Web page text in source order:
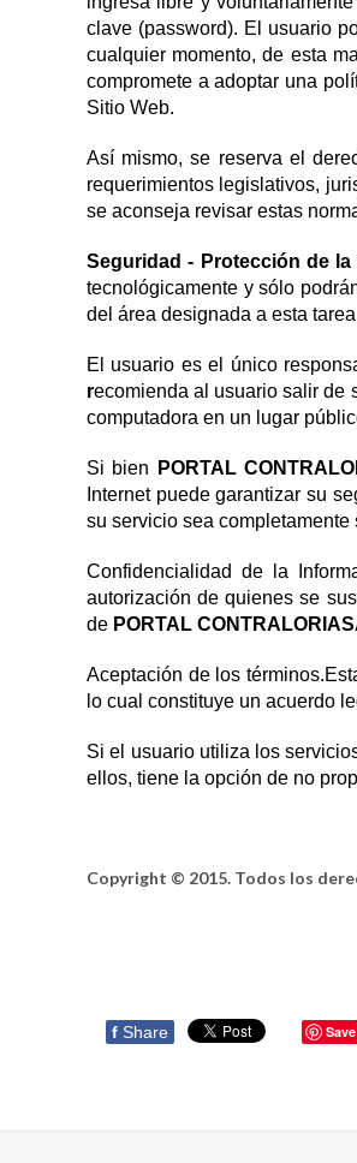
clave (password). El usuario
cualquier momento, de esta
compromete a adoptar una
Sitio Web.
Así mismo, se reserva el
requerimientos legislativos,
se aconseja revisar estas
Seguridad - Protección de
tecnológicamente y sólo
del área designada a esta
El usuario es el único
recomienda al usuario salir de
computadora en un lugar
Si bien PORTAL
Internet puede garantizar su
su servicio sea
Confidencialidad de la
autorización de quienes se
de PORTAL
Aceptación de los
lo cual constituye un acuerdo
Si el usuario utiliza los
ellos, tiene la opción de no
Copyright © 2015. Todos los
f Share Save